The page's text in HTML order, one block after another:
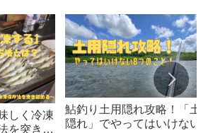
しく冷凍
を突き詰
鮎釣り土用隠れ攻略！「土
隠れ」でやってはいけない8